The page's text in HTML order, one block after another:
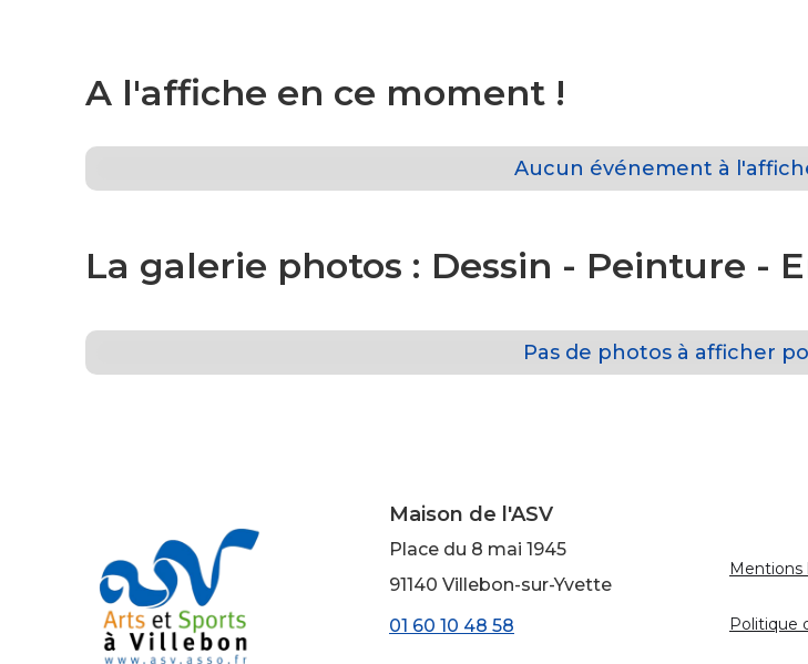
A l'affiche en ce moment !
Aucun événement à
La galerie photos : Dessin - Peinture -
Pas de photos à afficher
Maison de l'ASV
Place du 8 mai 1945
91140 Villebon-sur-Yvette
01 60 10 48 58
Mentions
Politique